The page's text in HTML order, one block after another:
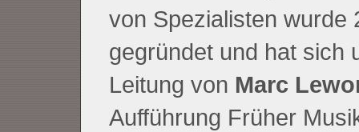
von Spezialisten wurde
gegründet und hat sich
Leitung von Marc
Aufführung Früher